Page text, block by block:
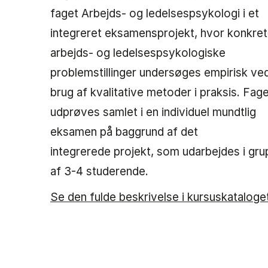
faget Arbejds- og ledelsespsykologi i et
integreret eksamensprojekt, hvor
arbejds- og ledelsespsykologiske
problemstillinger undersøges empirisk
brug af kvalitative metoder i praksis.
udprøves samlet i en individuel mundtlig
eksamen på baggrund af det
integrerede projekt, som udarbejdes i
af 3-4 studerende.
Se den fulde beskrivelse i